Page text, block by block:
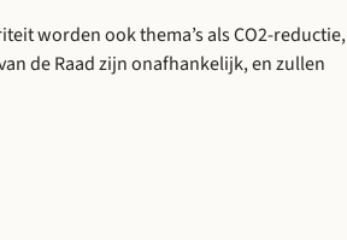
worden ook thema’s als CO2-reductie,
de Raad zijn onafhankelijk, en zullen